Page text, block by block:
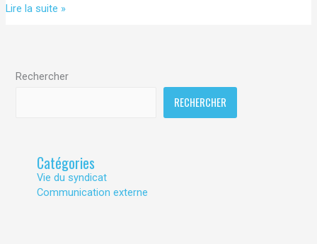
Prochaine
2022.
Lire la suite »
Rechercher
RECHERCHER
Catégories
Vie du syndicat
Communication externe